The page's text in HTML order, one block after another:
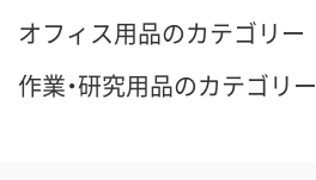
オフィス用品のカテゴリー
作業・研究用品のカテゴリー